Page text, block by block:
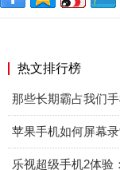
热文排行榜
那些长期霸占我们
苹果手机如何屏幕录
乐视超级手机2体验